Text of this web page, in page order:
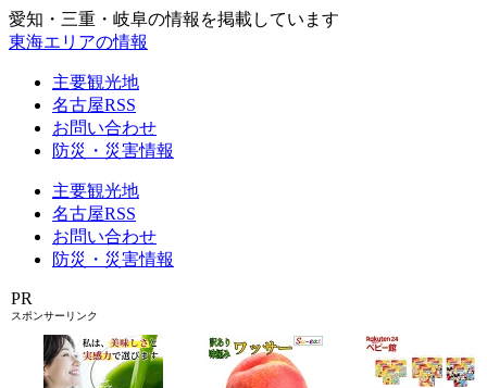
愛知・三重・岐阜の情報を掲載しています
東海エリアの情報
主要観光地
名古屋RSS
お問い合わせ
防災・災害情報
主要観光地
名古屋RSS
お問い合わせ
防災・災害情報
PR
スポンサーリンク